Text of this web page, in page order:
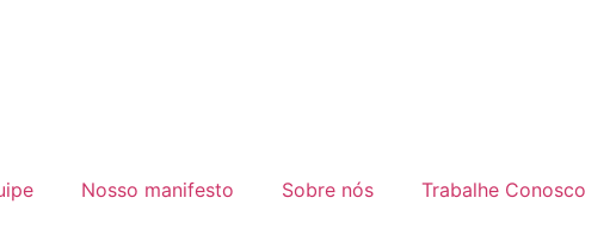
Nosso manifesto Sobre nós Trabalhe Conosco